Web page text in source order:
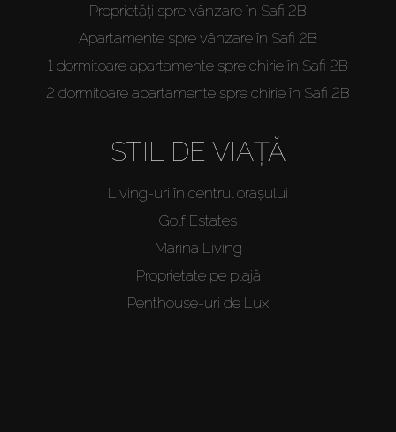
Proprietăți spre vânzare în Safi 2B
Apartamente spre vânzare în Safi 2B
1 dormitoare apartamente spre chirie în Safi 2B
2 dormitoare apartamente spre chirie în Safi 2B
STIL DE VIAȚĂ
Living-uri în centrul orașului
Golf Estates
Marina Living
Proprietate pe plajă
Penthouse-uri de Lux